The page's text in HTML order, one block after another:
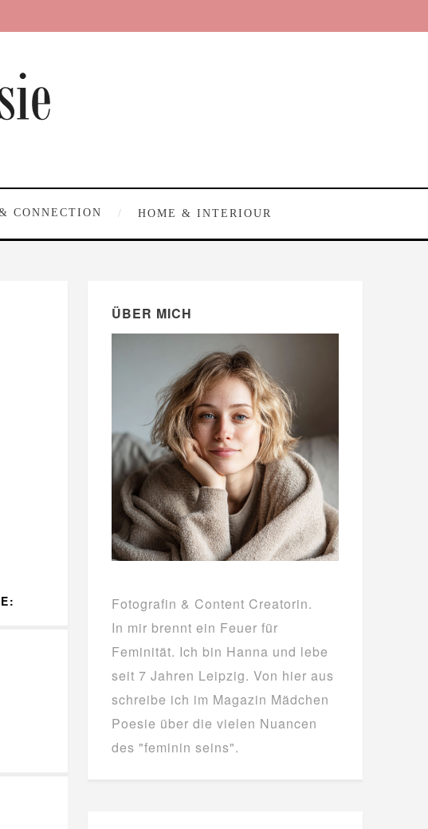
CONNECTION HOME & INTERIOUR
ÜBER MICH
Fotografin & Content Creatorin.
In mir brennt ein Feuer für
Feminität. Ich bin Hanna und lebe
seit 7 Jahren Leipzig. Von hier aus
schreibe ich im Magazin Mädchen
Poesie über die vielen Nuancen
des "feminin seins".